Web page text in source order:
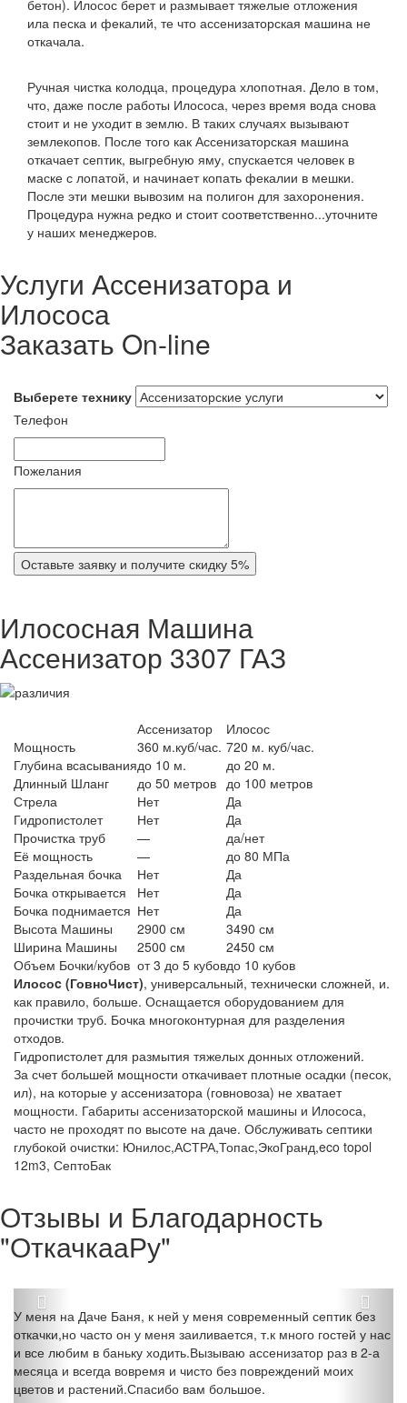
бетон). Илосос берет и размывает тяжелые отложения
ила песка и фекалий, те что ассенизаторская машина не
откачала.
Ручная чистка колодца, процедура хлопотная. Дело в том,
что, даже после работы Илососа, через время вода снова
стоит и не уходит в землю. В таких случаях вызывают
землекопов. После того как Ассенизаторская машина
откачает септик, выгребную яму, спускается человек в
маске с лопатой, и начинает копать фекалии в мешки.
После эти мешки вывозим на полигон для захоронения.
Процедура нужна редко и стоит соответственно...уточните
у наших менеджеров.
Услуги Ассенизатора и
Илососа
Заказать On-line
Выберете технику
Телефон
Пожелания
Оставьте заявку и получите скидку 5%
Илососная Машина
Ассенизатор 3307 ГАЗ
Ассенизатор
Илосос
Мощность
360 м.куб/час. 720 м. куб/час.
Глубина всасываниядо 10 м.
до 20 м.
Длинный Шланг
до 50 метров до 100 метров
Стрела
Нет
Да
Гидропистолет
Нет
Да
Прочистка труб
—
да/нет
Её мощность
—
до 80 МПа
Раздельная бочка
Нет
Да
Бочка открывается
Нет
Да
Бочка поднимается Нет
Да
Высота Машины
2900 см
3490 см
Ширина Машины
2500 см
2450 см
Объем Бочки/кубов от 3 до 5 кубовдо 10 кубов
Илосоc (ГовноЧист), универсальный, технически сложней, и.
как правило, больше. Оснащается оборудованием для
прочистки труб. Бочка многоконтурная для разделения
отходов.
Гидропистолет для размытия тяжелых донных отложений.
За счет большей мощности откачивает плотные осадки (песок,
ил), на которые у ассенизатора (говновоза) не хватает
мощности. Габариты ассенизаторской машины и Илососа,
часто не проходят по высоте на даче. Обслуживать септики
глубокой очистки: Юнилос,АСТРА,Топас,ЭкоГранд,eco topol
12m3, СептоБак
Отзывы и Благодарность
"ОткачкааРу"
У меня на Даче Баня, к ней у меня современный септик без
откачки,но часто он у меня заиливается, т.к много гостей у нас
и все любим в баньку ходить.Вызываю ассенизатор раз в 2-а
месяца и всегда вовремя и чисто без повреждений моих
цветов и растений.Спасибо вам большое.